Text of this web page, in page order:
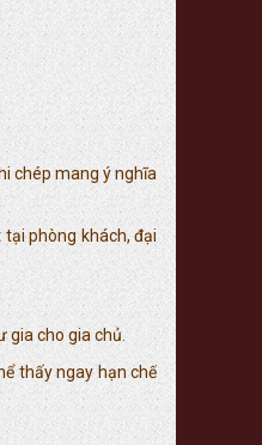
chép mang ý nghĩa
phòng khách, đại
gia cho gia chủ.
thấy ngay hạn chế